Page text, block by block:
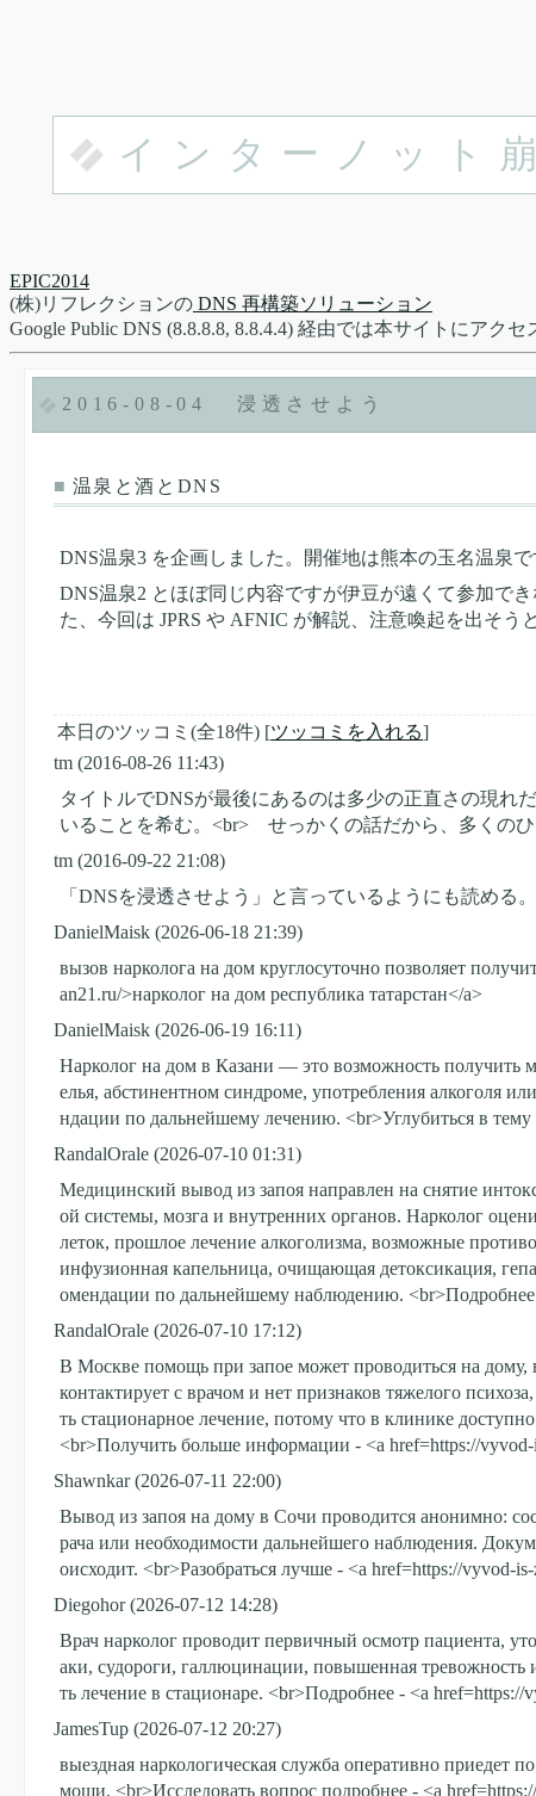
インターノット
EPIC2014
(株)リフレクションの DNS 再構築ソリューション
Google Public DNS (8.8.8.8, 8.8.4.4) 経由では本サイトにアク
2016-08-04 浸透させよう
■ 温泉と酒とDNS
DNS温泉3 を企画しました。開催地は熊本の玉名温泉
DNS温泉2 とほぼ同じ内容ですが伊豆が遠くて参加で
た、今回は JPRS や AFNIC が解説、注意喚起を出そう
本日のツッコミ(全18件) [ツッコミを入れる]
tm (2016-08-26 11:43)
タイトルでDNSが最後にあるのは多少の正直さの現れ
いることを希む。<br> せっかくの話だから、多くのひ
tm (2016-09-22 21:08)
「DNSを浸透させよう」と言っているようにも読める。
DanielMaisk (2026-06-18 21:39)
вызов нарколога на дом круглосуточно позволяет
an21.ru/>нарколог на дом республика татарстан</a>
DanielMaisk (2026-06-19 16:11)
Нарколог на дом в Казани — это возможность получить
елья, абстинентном синдроме, употребления алкоголя
ндации по дальнейшему лечению. <br>Углубиться в
RandalOrale (2026-07-10 01:31)
Медицинский вывод из запоя направлен на снятие
ой системы, мозга и внутренних органов. Нарколог
леток, прошлое лечение алкоголизма, возможные
инфузионная капельница, очищающая детоксикация,
омендации по дальнейшему наблюдению.
RandalOrale (2026-07-10 17:12)
В Москве помощь при запое может проводиться на дому,
контактирует с врачом и нет признаков тяжелого
ть стационарное лечение, потому что в клинике
<br>Получить больше информации - <a href=https://
Shawnkar (2026-07-11 22:00)
Вывод из запоя на дому в Сочи проводится анонимно:
рача или необходимости дальнейшего наблюдения.
оисходит. <br>Разобраться лучше - <a href=https://vyvod-
Diegohor (2026-07-12 14:28)
Врач нарколог проводит первичный осмотр пациента,
аки, судороги, галлюцинации, повышенная тревожность
ть лечение в стационаре. <br>Подробнее - <a
JamesTup (2026-07-12 20:27)
выездная наркологическая служба оперативно приедет
мощи. <br>Исследовать вопрос подробнее - <a